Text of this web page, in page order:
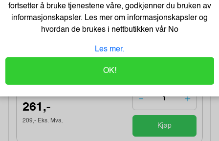
Batteri Energizer U.lithium Aa/L91 (10
stk)
Varenummer:149006 /639753
Sendes om:0-2 dager
261,-
209,- Eks. Mva.
Kjøp
fortsetter å bruke tjenestene våre, godkjenner du bruken av
informasjonskapsler. Les mer om informasjonskapsler og
hvordan de brukes i nettbutikken vårNo
Les mer.
OK!